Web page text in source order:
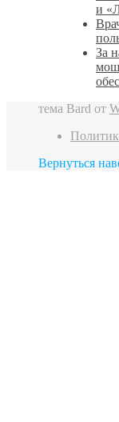
и
За
тема Bard от
Вернуться